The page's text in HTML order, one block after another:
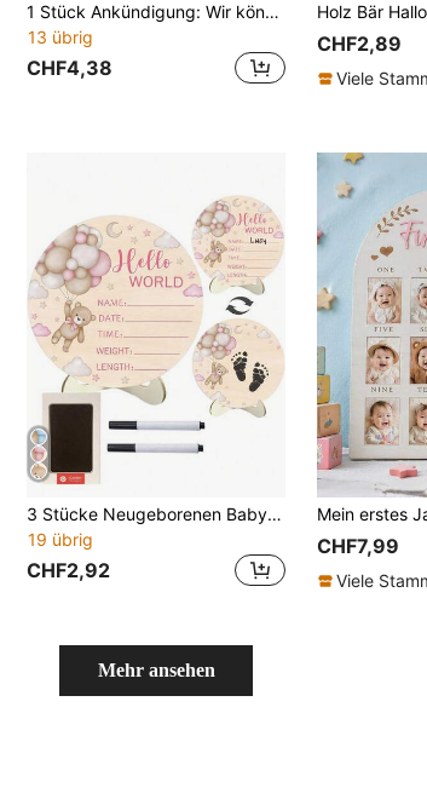
1 Stück Ankündigung: Wir können es kaum erwarten, dich zu sehen! Soundwellen-Technologie Fotorahmen, hölzerne Gedenk-Fototafeln und Geschenke für das erste Treffen mit Ständern
13 übrig
CHF4,38
CHF2,89
Viele
3 Stücke Neugeborenen Baby Geburtsankündigung Holzplakette Set, rosa Bär Baby Geburtsankündigung Plakette, Baby's erste DIY Fußabdruck Kunst Meilenstein Karte, Bär Baby's erste Krankenhaus Namensschild, Geschenk für werdende Mutter, geeignet als Neugeborenen Fotografie Requisiten, Raumdekoration
19 übrig
CHF2,92
CHF7,99
Viele
Mehr ansehen